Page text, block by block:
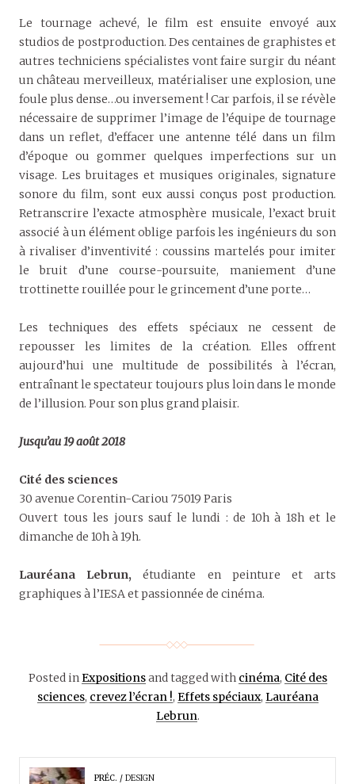
Le tournage achevé, le film est ensuite envoyé aux
studios de postproduction. Des centaines de graphistes et
autres techniciens spécialistes vont faire surgir du néant
un château merveilleux, matérialiser une explosion, une
foule plus dense…ou inversement ! Car parfois, il se révèle
nécessaire de supprimer l’image de l’équipe de tournage
dans un reflet, d’effacer une antenne télé dans un film
d’époque ou gommer quelques imperfections sur un
visage. Les bruitages et musiques originales, signature
sonore du film, sont eux aussi conçus post production.
Retranscrire l’exacte atmosphère musicale, l’exact bruit
associé à un élément oblige parfois les ingénieurs du son
à rivaliser d’inventivité : coussins martelés pour imiter
le bruit d’une course-poursuite, maniement d’une
trottinette rouillée pour le grincement d’une porte…
Les techniques des effets spéciaux ne cessent de
repousser les limites de la création. Elles offrent
aujourd’hui une multitude de possibilités à l’écran,
entraînant le spectateur toujours plus loin dans le monde
de l’illusion. Pour son plus grand plaisir.
Jusqu’au 19 août 2018
Cité des sciences
30 avenue Corentin-Cariou 75019 Paris
Ouvert tous les jours sauf le lundi : de 10h à 18h et le
dimanche de 10h à 19h.
Lauréana Lebrun, étudiante en peinture et arts
graphiques à l’IESA et passionnée de cinéma.
Posted inExpositionsand tagged with cinéma, Cité des
sciences, crevez l’écran !, Effets spéciaux, Lauréana
Lebrun.
PRÉC. DESIGN